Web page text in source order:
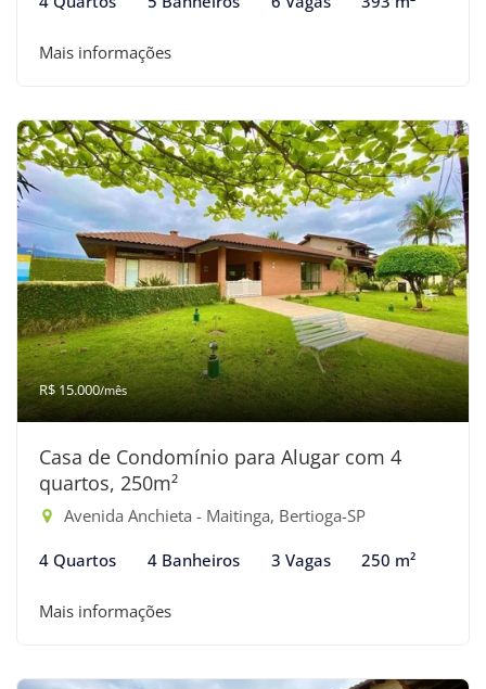
Mais informações
R$ 15.000/mês
Casa de Condomínio para Alugar com 4
quartos, 250m²
Avenida Anchieta - Maitinga, Bertioga-SP
4 Quartos 4 Banheiros 3 Vagas 250 m²
Mais informações